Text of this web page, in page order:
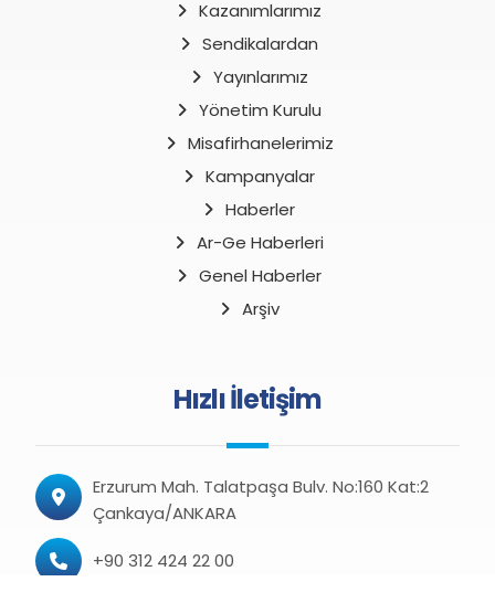
Kazanımlarımız
Sendikalardan
Yayınlarımız
Yönetim Kurulu
Misafirhanelerimiz
Kampanyalar
Haberler
Ar-Ge Haberleri
Genel Haberler
Arşiv
Hızlı İletişim
Erzurum Mah. Talatpaşa Bulv. No:160 Kat:2
Çankaya/ANKARA
+90 312 424 22 00